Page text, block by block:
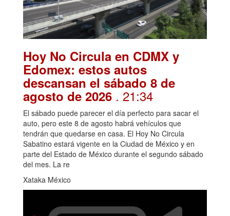
Hoy No Circula en CDMX y
Edomex: estos autos
descansan el sábado 8 de
agosto de 2026 . 21:34
El sábado puede parecer el día perfecto para sacar el
auto, pero este 8 de agosto habrá vehículos que
tendrán que quedarse en casa. El Hoy No Circula
Sabatino estará vigente en la Ciudad de México y en
parte del Estado de México durante el segundo sábado
del mes. La re
Xataka México